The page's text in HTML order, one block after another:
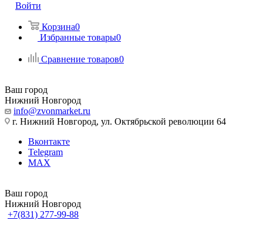
Войти
Корзина0
Избранные товары0
Сравнение товаров0
Ваш город
Нижний Новгород
info@zvonmarket.ru
г. Нижний Новгород, ул. Октябрьской революции 64
Вконтакте
Telegram
MAX
Ваш город
Нижний Новгород
+7(831) 277-99-88